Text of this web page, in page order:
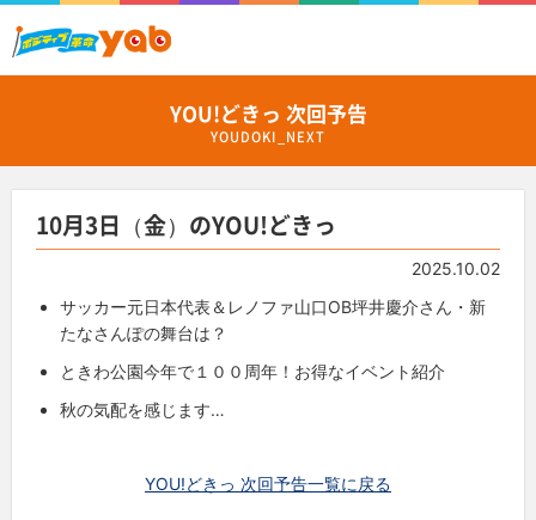
YOU!どきっ 次回予告
YOUDOKI_NEXT
10月3日（金）のYOU!どきっ
2025.10.02
サッカー元日本代表＆レノファ山口OB坪井慶介さん・新
たなさんぽの舞台は？
ときわ公園今年で１００周年！お得なイベント紹介
秋の気配を感じます…
YOU!どきっ 次回予告一覧に戻る